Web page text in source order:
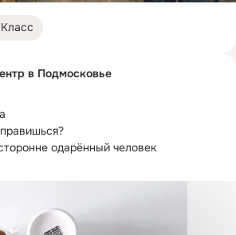
Класс
в Подмосковье
одарённый человек
читать (смотреть передачи)